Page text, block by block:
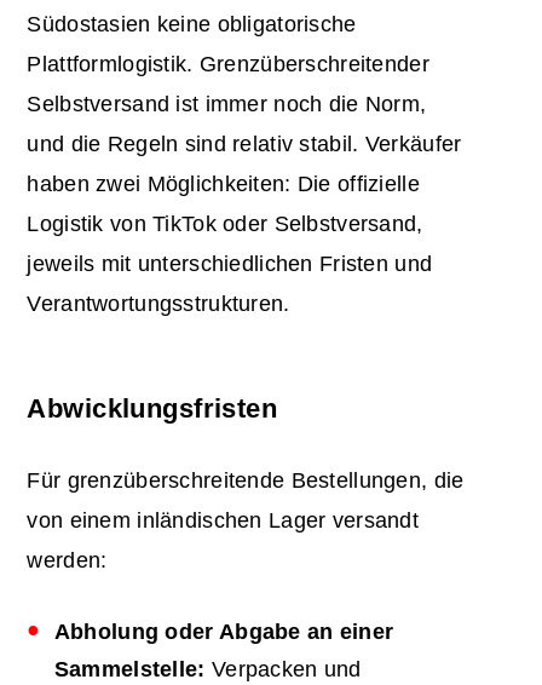
Südostasien keine obligatorische
Plattformlogistik. Grenzüberschreitender
Selbstversand ist immer noch die Norm,
und die Regeln sind relativ stabil. Verkäufer
haben zwei Möglichkeiten: Die offizielle
Logistik von TikTok oder Selbstversand,
jeweils mit unterschiedlichen Fristen und
Verantwortungsstrukturen.
Abwicklungsfristen
Für grenzüberschreitende Bestellungen, die
von einem inländischen Lager versandt
werden:
Abholung oder Abgabe an einer
Sammelstelle: Verpacken und